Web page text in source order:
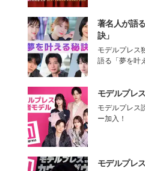
著名人が語
訣」
モデルプレス
語る「夢を叶
モデルプレ
モデルプレス
ー加入！
モデルプレ